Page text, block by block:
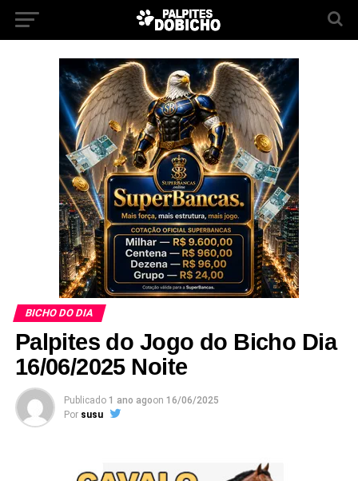
BICHO DO DIA
Palpites do Jogo do Bicho Dia
16/06/2025 Noite
Publicado 1 ano agoon 16/06/2025
Por susu